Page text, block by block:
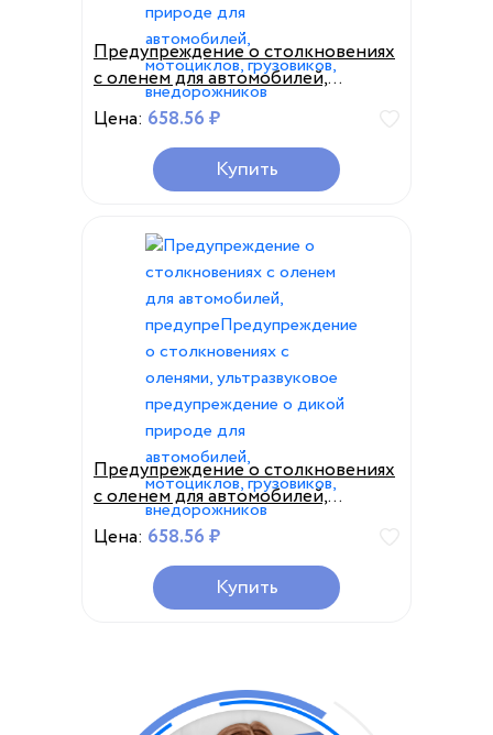
Предупреждение о столкновениях
с оленем для автомобилей,
предупреПредупреждение о
столкновениях с оленями,
ультразвуковое предупреждение о
дикой природе для автомобилей,
внедорожников
Цена: 658.56 ₽
Купить
Предупреждение о столкновениях
с оленем для автомобилей,
предупреПредупреждение о
столкновениях с оленями,
ультразвуковое предупреждение о
дикой природе для автомобилей,
Цена: 658.56 ₽
Купить